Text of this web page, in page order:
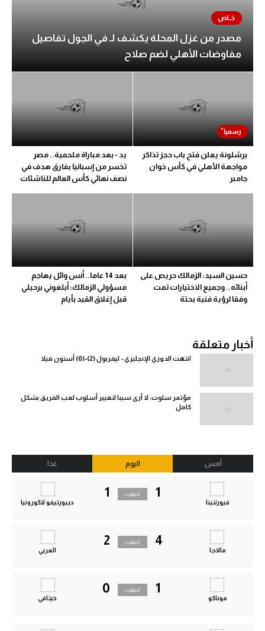
مصدر من غزل المحلة يكشف لـ في الجول تفاصيل
مفاوضات الأهلي لضم صلاح
برشلونة يعلن فتح باب حجز تذاكر
مواجهة الأهلي في كأس خوان
جامبر
يد - بعد مباراة ملحمية.. مصر
تخسر من إسبانيا بفارق هدف في
نصف نهائي كأس العالم للناشئات
حسين السيد: الزمالك حريص على
أبنائه.. وجميع الاختيارات تمت
وفقا لرؤية فنية بحتة
بعد 14 عاما.. أنس وائل يهاجم
مسؤولي الزمالك: أبلغوني برحيلي
قبل إغلاق القيد بأيام
أخبار متعلقة
انتهت الدوري الإنجليزي - ليفربول (2)-(0) أستون فيلا
مؤتمر سلوت: لا أرى سببا لتغيير أسلوب لعب الفريق بشكل
كامل
أمس اليوم غدا
1
فيورنتينا
1
ديبورتيفو لاكورونيا
انتهت
4
مالاجا
2
العربي
انتهت
1
موناكو
0
خيتافي
انتهت